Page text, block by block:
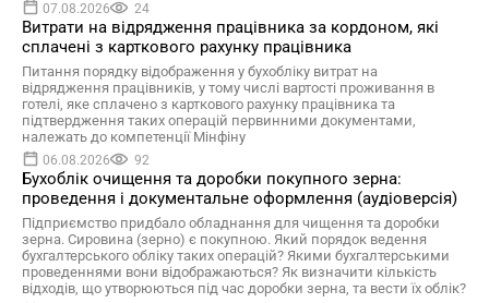
07.08.2026 24
Витрати на відрядження працівника за кордоном, які
сплачені з карткового рахунку працівника
Питання порядку відображення у бухобліку витрат на
відрядження працівників, у тому числі вартості проживання в
готелі, яке сплачено з карткового рахунку працівника та
підтвердження таких операцій первинними документами,
належать до компетенції Мінфіну
06.08.2026 92
Бухоблік очищення та доробки покупного зерна:
проведення і документальне оформлення (аудіоверсія)
Підприємство придбало обладнання для чищення та доробки
зерна. Сировина (зерно) є покупною. Який порядок ведення
бухгалтерського обліку таких операцій? Якими бухгалтерськими
проведеннями вони відображаються? Як визначити кількість
відходів, що утворюються під час доробки зерна, та вести їх облік?